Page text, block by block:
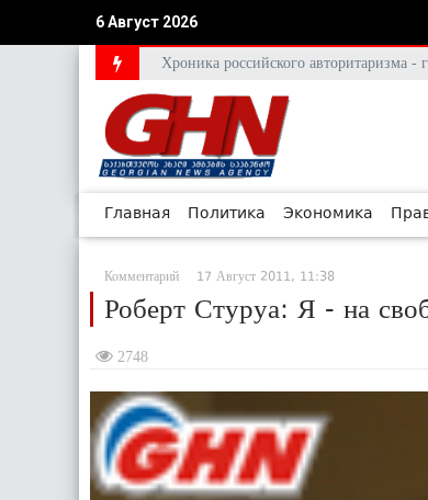
6 Август 2026
Хроника российского авторитаризма
Главная Политика Экономика
Комментарий 17 Август 2011, 11:38
Роберт Стуруа: Я - на
2748